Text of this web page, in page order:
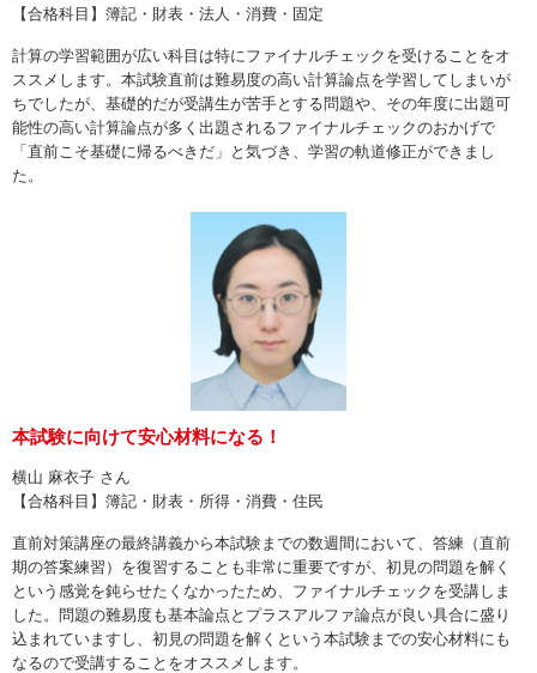
【合格科目】簿記・財表・法人・消費・固定
計算の学習範囲が広い科目は特にファイナルチェックを受けることをオ
ススメします。本試験直前は難易度の高い計算論点を学習してしまいが
ちでしたが、基礎的だが受講生が苦手とする問題や、その年度に出題可
能性の高い計算論点が多く出題されるファイナルチェックのおかげで
「直前こそ基礎に帰るべきだ」と気づき、学習の軌道修正ができまし
た。
本試験に向けて安心材料になる！
横山 麻衣子 さん
【合格科目】簿記・財表・所得・消費・住民
直前対策講座の最終講義から本試験までの数週間において、答練（直前
期の答案練習）を復習することも非常に重要ですが、初見の問題を解く
という感覚を鈍らせたくなかったため、ファイナルチェックを受講しま
した。問題の難易度も基本論点とプラスアルファ論点が良い具合に盛り
込まれていますし、初見の問題を解くという本試験までの安心材料にも
なるので受講することをオススメします。